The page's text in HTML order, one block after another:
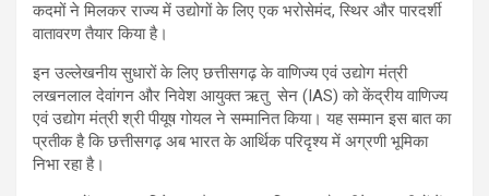
कदमों ने मिलकर राज्य में उद्योगों के लिए एक भरोसेमंद, स्थिर और पारदर्शी
वातावरण तैयार किया है।
इन उल्लेखनीय सुधारों के लिए छत्तीसगढ़ के वाणिज्य एवं उद्योग मंत्री
लखनलाल देवांगन और निवेश आयुक्त ऋतु सेन (IAS) को केंद्रीय वाणिज्य
एवं उद्योग मंत्री श्री पीयूष गोयल ने सम्मानित किया। यह सम्मान इस बात का
प्रतीक है कि छत्तीसगढ़ अब भारत के आर्थिक परिदृश्य में अग्रणी भूमिका
निभा रहा है।